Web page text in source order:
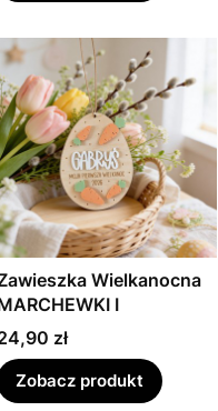
Wielkanocna
I
zł
Zobacz produkt